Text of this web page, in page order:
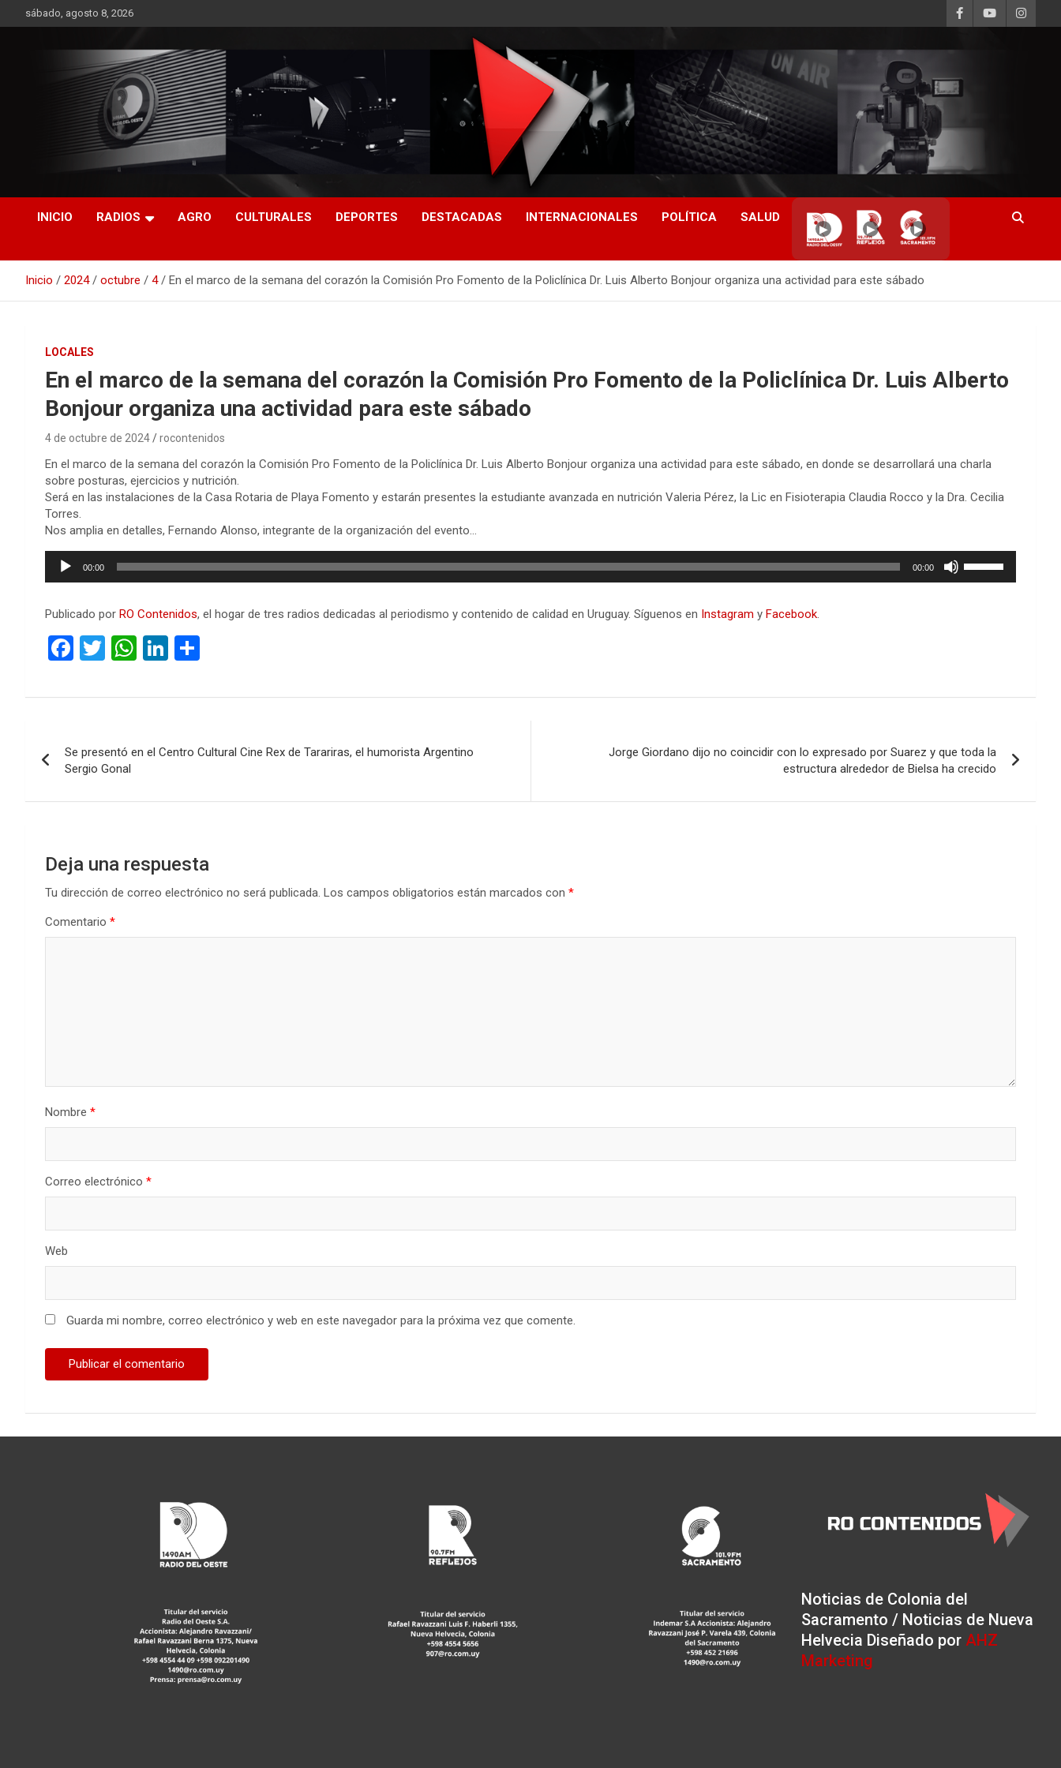
al
sábado, agosto 8, 2026
RO CONTENIDOS
INICIO RADIOS AGRO CULTURALES DEPORTES DESTACADAS INTERNACIONALES POLÍTICA SALUD
▶ ▶ ▶
Inicio 2024 octubre 4 En el marco de la semana del corazón la Comisión Pro Fomento de la Policlínica Dr. Luis Alberto Bonjour organiza una actividad para este sábado
LOCALES
En el marco de la semana del corazón la Comisión Pro Fomento de la Policlínica Dr. Luis Alberto
Bonjour organiza una actividad para este sábado
4 de octubre de 2024 rocontenidos
En el marco de la semana del corazón la Comisión Pro Fomento de la Policlínica Dr. Luis Alberto Bonjour organiza una actividad para este sábado, en donde se desarrollará una charla
sobre posturas, ejercicios y nutrición.
Será en las instalaciones de la Casa Rotaria de Playa Fomento y estarán presentes la estudiante avanzada en nutrición Valeria Pérez, la Lic en Fisioterapia Claudia Rocco y la Dra. Cecilia
Torres.
Nos amplia en detalles, Fernando Alonso, integrante de la organización del evento…
Reproductor
00:00 00:00
Publicado por RO Contenidos, el hogar de tres radios dedicadas al periodismo y contenido de calidad en Uruguay. Síguenos en Instagram y Facebook.
F
ce
o
o
k
T
tt
W
at
A
p
Li
ke
n
m
ar
de
entradas
Se presentó en el Centro Cultural Cine Rex de Tarariras, el humorista Argentino
Sergio Gonal
Jorge Giordano dijo no coincidir con lo expresado por Suarez y que toda la
estructura alrededor de Bielsa ha crecido
Deja una respuesta
Tu dirección de correo electrónico no será publicada. Los campos obligatorios están marcados con *
Comentario *
Nombre *
Correo electrónico *
Web
Guarda mi nombre, correo electrónico y web en este navegador para la próxima vez que comente.
Noticias de Colonia del
Sacramento / Noticias de Nueva
Helvecia Diseñado por AHZ
Marketing